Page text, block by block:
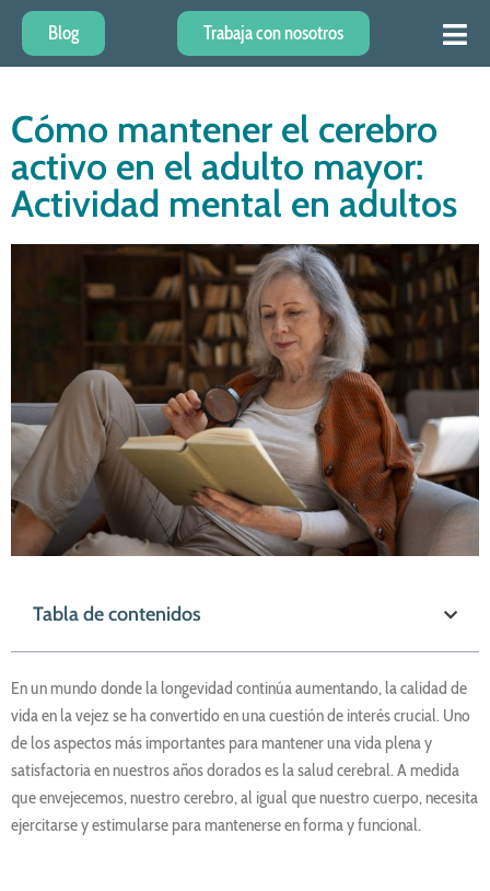
Blog Trabaja con nosotros
Cómo mantener el cerebro
activo en el adulto mayor:
Actividad mental en adultos
Tabla de contenidos
En un mundo donde la longevidad continúa aumentando, la calidad de
vida en la vejez se ha convertido en una cuestión de interés crucial. Uno
de los aspectos más importantes para mantener una vida plena y
satisfactoria en nuestros años dorados es la salud cerebral. A medida
que envejecemos, nuestro cerebro, al igual que nuestro cuerpo, necesita
ejercitarse y estimularse para mantenerse en forma y funcional.